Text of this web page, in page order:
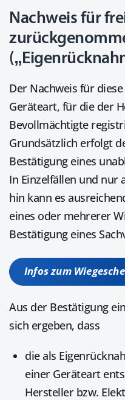
Nachweis für
Der Nachweis für
Geräteart, für die der
Bevollmächtigte
Grundsätzlich erfolgt
Bestätigung eines
In Einzelfällen und
hin kann es
eines oder mehrerer
Bestätigung eines
Infos zum
Aus der Bestätigung
sich ergeben, dass
die als
einer Geräteart
Hersteller bzw.